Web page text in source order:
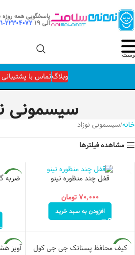
الی 19 22304072-021
وبلاگتماس با پشتیبانی
سیسمونی
خانه سیسمونی نوزاد
مشاهده فیلترها
قفل چند منظوره نینو
۷۰,۰۰۰تومان
افزودن به سبد خرید
جدید
جدید
کیف محافظ پستانک جی جی کول
جدید
آویز